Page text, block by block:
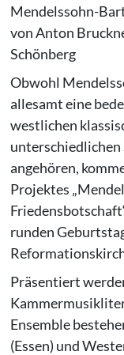
Mendelssohn-
von Anton
Schönberg
Obwohl
allesamt eine
westlichen
angehören,
Projektes
runden
Präsentiert
Ensemble
(Essen) und